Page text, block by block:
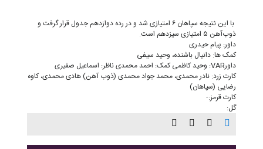
با این نتیجه سپاهان ۶ امتیازی شد و در رده دوازدهم جدول قرار گرفت و
ذوب‌آهن ۵ امتیازی سیزدهم است.
داور: پیام حیدری
کمک ها: دانیال باشنده، وحید سیفی
داورVAR: وحید کاظمی کمک: احمد محمدی ناظر: اسماعیل صفیری
کارت زرد: نادر محمدی، محمد جواد محمدی (ذوب آهن) هادی محمدی، کاوه
رضایی (سپاهان)
کارت قرمز:-
گل: